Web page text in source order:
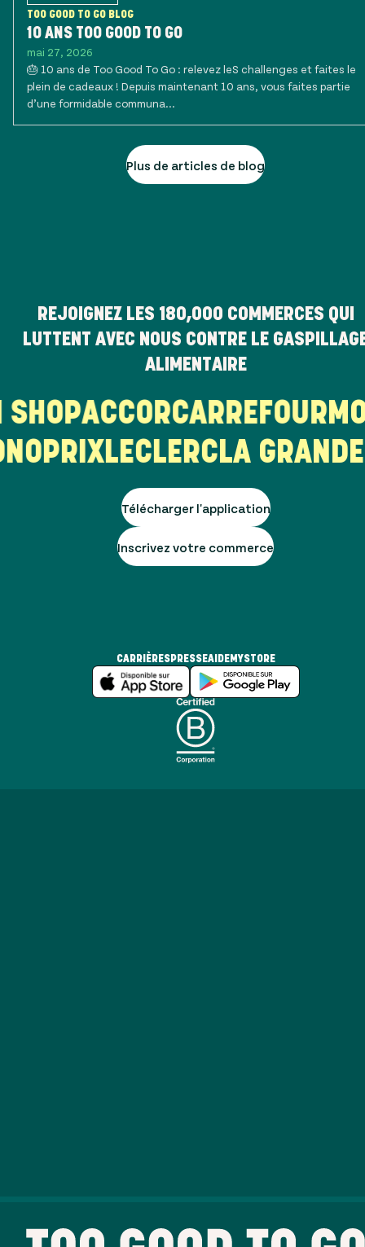
TOO GOOD TO GO BLOG
10 ANS TOO GOOD TO GO
mai 27, 2026
🎂 10 ans de Too Good To Go : relevez leS challenges et faites le
plein de cadeaux ! Depuis maintenant 10 ans, vous faites partie
d’une formidable communa...
Plus de articles de blog
REJOIGNEZ LES 180,000 COMMERCES QUI
LUTTENT AVEC NOUS CONTRE LE
ALIMENTAIRE
SHOPACCORCARREFOUR
LECLERCLA GRANDE
Télécharger l'application
Inscrivez votre commerce
CARRIÈRESPRESSEAIDEMYSTORE